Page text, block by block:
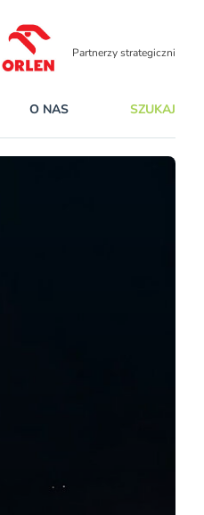
Partnerzy strategiczni
O NAS SZUKAJ